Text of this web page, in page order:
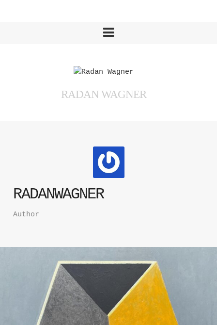
RADAN WAGNER
RADANWAGNER
Author